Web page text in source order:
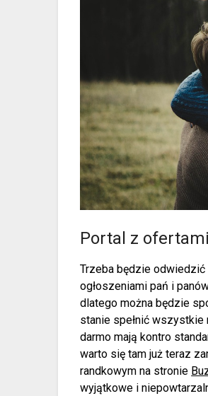
Portal z
Trzeba będzie
ogłoszeniami pań i
dlatego można będzie
stanie spełnić wszystkie
darmo mają kontro
warto się tam już teraz
randkowym na stronie
wyjątkowe i